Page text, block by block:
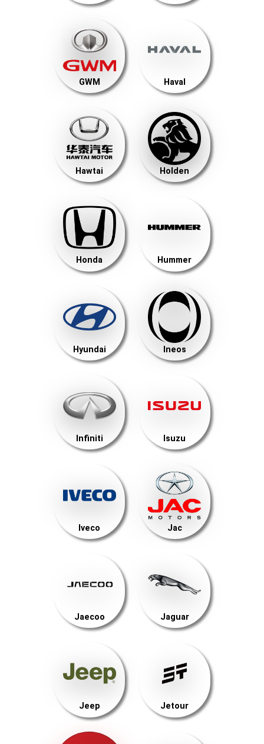
GWM Haval
Hawtai Holden
Honda Hummer
Hyundai Ineos
Infiniti Isuzu
Iveco Jac
Jaecoo Jaguar
Jeep Jetour